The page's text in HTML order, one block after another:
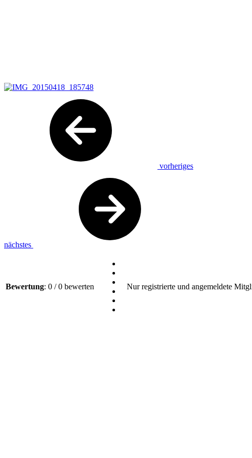
vorheriges
nächstes
Bewertung: 0 / 0 bewerten Nur registrierte und angemeldete